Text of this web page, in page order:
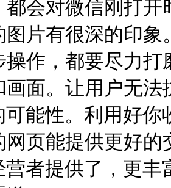
都会对微信刚打
图片有很深的印
操作，都要尽力
画面。让用户无
可能性。利用好
网页能提供更好
营者提供了，更